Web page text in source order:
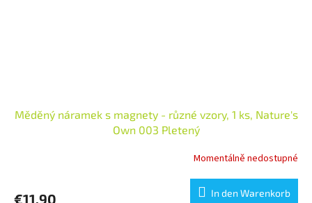
Měděný náramek s magnety - různé vzory, 1 ks, Nature's
Own 003 Pletený
Momentálně nedostupné
€11,90 In den Warenkorb